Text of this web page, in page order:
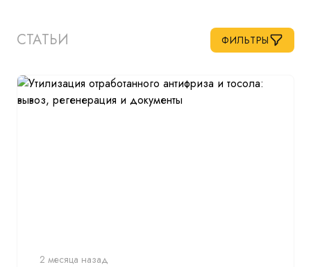
СТАТЬИ ФИЛЬТРЫ
2 месяца назад